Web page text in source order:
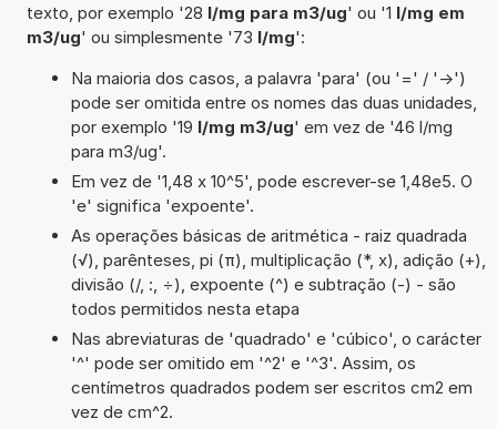
texto, por exemplo '28 l/mg para m3/ug' ou '1 l/mg em
m3/ug' ou simplesmente '73 l/mg':
Na maioria dos casos, a palavra 'para' (ou '=' / '->')
pode ser omitida entre os nomes das duas unidades,
por exemplo '19 l/mg m3/ug' em vez de '46 l/mg
para m3/ug'.
Em vez de '1,48 x 10^5', pode escrever-se 1,48e5. O
'e' significa 'expoente'.
As operações básicas de aritmética - raiz quadrada
(√), parênteses, pi (π), multiplicação (*, x), adição (+),
divisão (/, :, ÷), expoente (^) e subtração (-) - são
todos permitidos nesta etapa
Nas abreviaturas de 'quadrado' e 'cúbico', o carácter
'^' pode ser omitido em '^2' e '^3'. Assim, os
centímetros quadrados podem ser escritos cm2 em
vez de cm^2.